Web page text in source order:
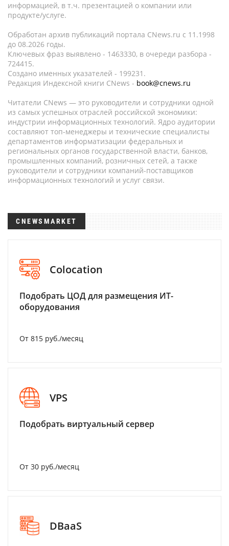
информацией, в т.ч. презентацией о компании или
продукте/услуге.
Обработан архив публикаций портала CNews.ru c 11.1998
до 08.2026 годы.
Ключевых фраз выявлено - 1463330, в очереди разбора -
724415.
Создано именных указателей - 199231.
Редакция Индексной книги CNews - book@cnews.ru
Читатели CNews — это руководители и сотрудники одной
из самых успешных отраслей российской экономики:
индустрии информационных технологий. Ядро аудитории
составляют топ-менеджеры и технические специалисты
департаментов информатизации федеральных и
региональных органов государственной власти, банков,
промышленных компаний, розничных сетей, а также
руководители и сотрудники компаний-поставщиков
информационных технологий и услуг связи.
CNEWSMARKET
Colocation
Подобрать ЦОД для размещения ИТ-
оборудования
От 815 руб./месяц
VPS
Подобрать виртуальный сервер
От 30 руб./месяц
DBaaS